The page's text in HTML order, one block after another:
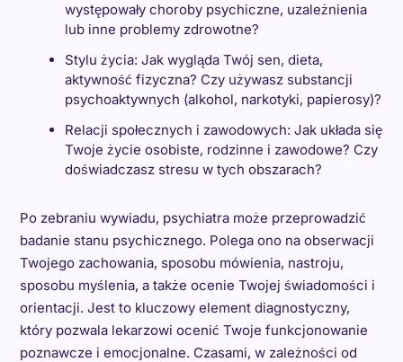
występowały choroby psychiczne, uzależnienia
lub inne problemy zdrowotne?
Stylu życia: Jak wygląda Twój sen, dieta,
aktywność fizyczna? Czy używasz substancji
psychoaktywnych (alkohol, narkotyki, papierosy)?
Relacji społecznych i zawodowych: Jak układa się
Twoje życie osobiste, rodzinne i zawodowe? Czy
doświadczasz stresu w tych obszarach?
Po zebraniu wywiadu, psychiatra może przeprowadzić
badanie stanu psychicznego. Polega ono na obserwacji
Twojego zachowania, sposobu mówienia, nastroju,
sposobu myślenia, a także ocenie Twojej świadomości i
orientacji. Jest to kluczowy element diagnostyczny,
który pozwala lekarzowi ocenić Twoje funkcjonowanie
poznawcze i emocjonalne. Czasami, w zależności od